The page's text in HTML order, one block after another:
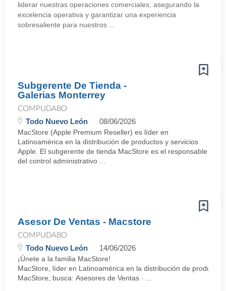
liderar nuestras operaciones comerciales, asegurando la
excelencia operativa y garantizar una experiencia
sobresaliente para nuestros ...
Subgerente De Tienda -
Galerias Monterrey
COMPUDABO
Todo Nuevo León 08/06/2026
MacStore (Apple Premium Reseller) es líder en
Latinoamérica en la distribución de productos y servicios
Apple. El subgerente de tienda MacStore es el responsable
del control administrativo ...
Asesor De Ventas - Macstore
COMPUDABO
Todo Nuevo León 14/06/2026
¡Únete a la familia MacStore!
MacStore, líder en Latinoamérica en la distribución de
MacStore, busca: Asesores de Ventas · ...